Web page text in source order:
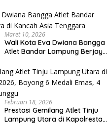
Porprov
Maret 10, 2026
Wali Kota Eva Dwiana Bangga
Atlet Bandar Lampung Berjaya
Februari 18, 2026
Prestasi Gemilang Atlet Tinju
Lampung Utara di Kapolresta